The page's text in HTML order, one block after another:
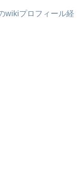
wikiプロフィール経